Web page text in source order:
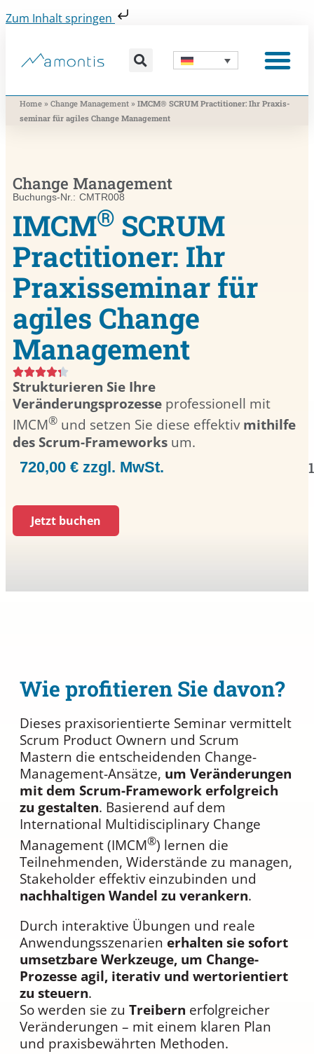
Zum Inhalt springen
Home » Change Management » IMCM® SCRUM Practitioner: Ihr Praxis­
seminar für agiles Change Management
Change Management
Buchungs-Nr.: CMTR008
IMCM® SCRUM
Practitioner: Ihr
Praxis­seminar für
agiles Change
Management
Strukturieren Sie Ihre
Veränderungsprozesse professionell mit
IMCM® und setzen Sie diese effektivmithilfe
des Scrum-Frameworks um.
720,00 € zzgl. MwSt.
Jetzt buchen
Wie profitieren Sie davon?
Dieses praxisorientierte Seminar vermittelt
Scrum Product Ownern und Scrum
Mastern die entscheidenden Change-
Management-Ansätze, um Veränderungen
mit dem Scrum-Framework erfolgreich
zu gestalten. Basierend auf dem
International Multidisciplinary Change
Management (IMCM®) lernen die
Teilnehmenden, Widerstände zu managen,
Stakeholder effektiv einzubinden und
nachhaltigen Wandel zu verankern.
Durch interaktive Übungen und reale
Anwendungsszenarien erhalten sie sofort
umsetzbare Werkzeuge, um Change-
Prozesse agil, iterativ und wertorientiert
zu steuern.
So werden sie zu Treibern erfolgreicher
Veränderungen – mit einem klaren Plan
und praxisbewährten Methoden.